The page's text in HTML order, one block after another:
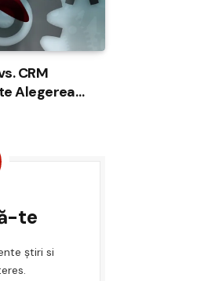
CRM
Alegerea
te
știri si